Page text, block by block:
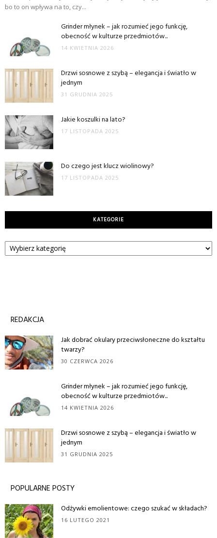
bo to on wpływa na to, czy...
Grinder młynek – jak rozumieć jego funkcję,
obecność w kulturze przedmiotów...
14 KWIETNIA 2026
Drzwi sosnowe z szybą – elegancja i światło w
jednym
31 GRUDNIA 2025
Jakie koszulki na lato?
17 LISTOPADA 2025
Do czego jest klucz wiolinowy?
17 LISTOPADA 2025
KATEGORIE
Kategorie
REDAKCJA
Jak dobrać okulary przeciwsłoneczne do kształtu
twarzy?
30 CZERWCA 2026
Grinder młynek – jak rozumieć jego funkcję,
obecność w kulturze przedmiotów...
14 KWIETNIA 2026
Drzwi sosnowe z szybą – elegancja i światło w
jednym
31 GRUDNIA 2025
POPULARNE POSTY
Odżywki emolientowe: czego szukać w składach?
16 LUTEGO 2021